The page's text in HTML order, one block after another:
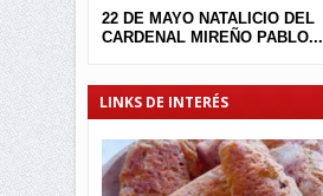
22 DE MAYO NATALICIO DEL
CARDENAL MIREÑO PABLO...
LINKS DE INTERÉS